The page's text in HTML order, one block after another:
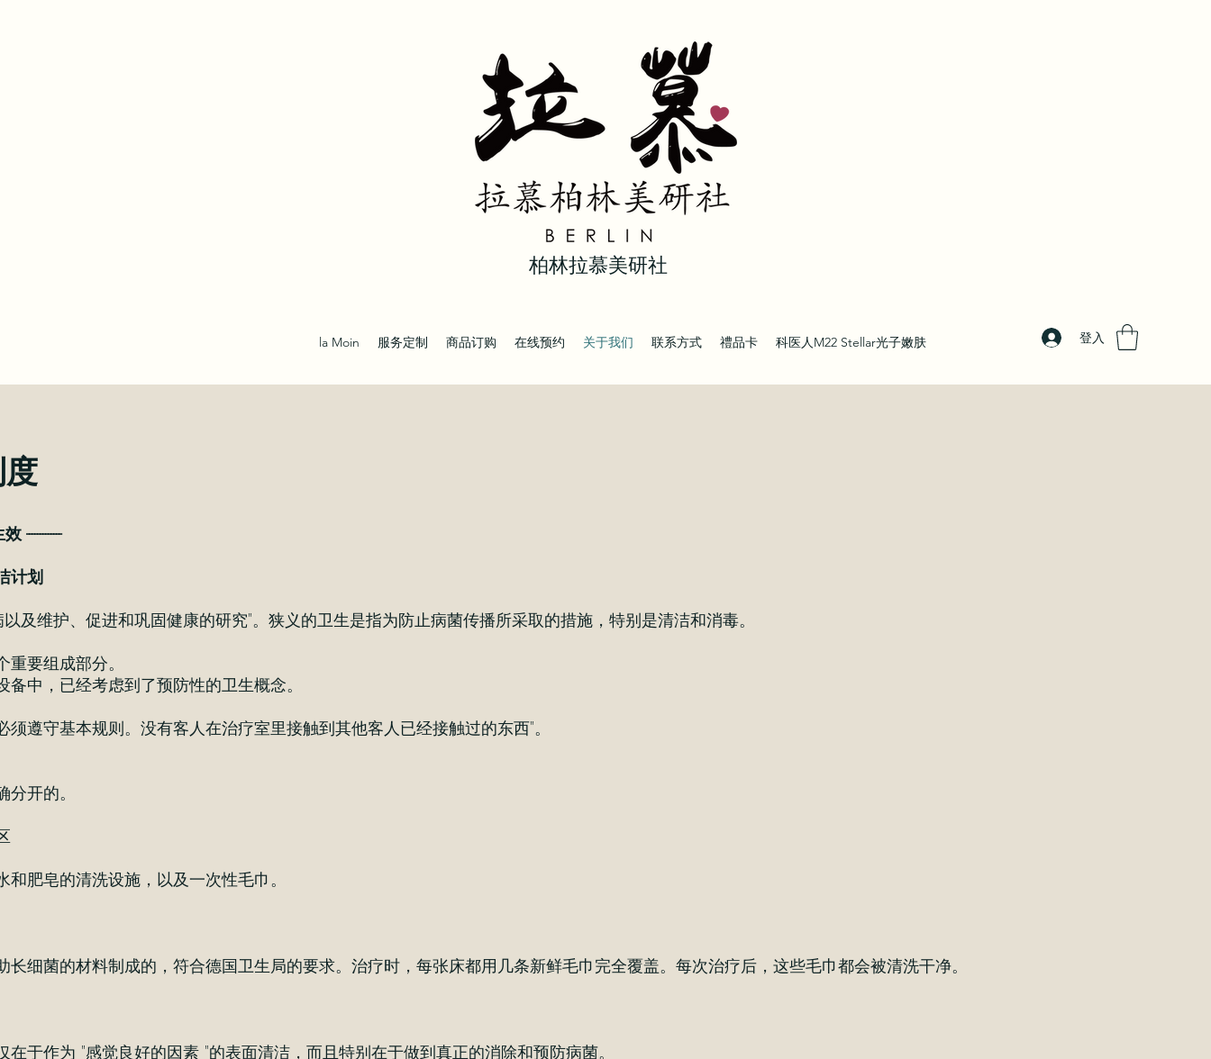
柏林拉慕美研社
登入
la Moin 服务定制 商品订购 在线预约 关于我们 联系方式 禮品卡 科医人M22 Stellar光子嫩肤
计划
及维护、促进和巩固健康的研究"。狭义的卫生是指为防止病菌传播所采取的措施，特别是清洁和消毒。
要组成部分。
中，已经考虑到了预防性的卫生概念。
须遵守基本规则。没有客人在治疗室里接触到其他客人已经接触过的东西"。
开的。
肥皂的清洗设施，以及一次性毛巾。
长细菌的材料制成的，符合德国卫生局的要求。治疗时，每张床都用几条新鲜毛巾完全覆盖。每次治疗后，这些毛巾都会被清洗干净。
在于作为 "感觉良好的因素 "的表面清洁，而且特别在于做到真正的消除和预防病菌。